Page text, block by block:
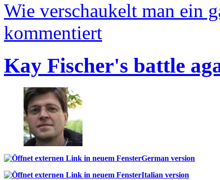
Wie verschaukelt man ein
kommentiert
Kay Fischer's battle
German version
Italian version